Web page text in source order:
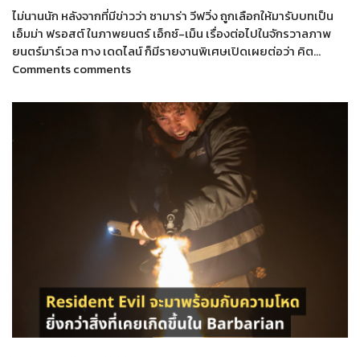
ไม่นานนัก หลังจากที่มีข่าวว่า ซามาร่า วีฟวิ่ง ถูกเลือกให้มารับบทเป็น
เอ็มม่า ฟรอสต์ ในภาพยนตร์ เอ็กซ์-เม็น เรื่องต่อไปในจักรวาลภาพ
ยนตร์มาร์เวล ทาง เดดไลน์ ก็มีรายงานพิเศษเปิดเผยต่อว่า คิต…
Comments comments